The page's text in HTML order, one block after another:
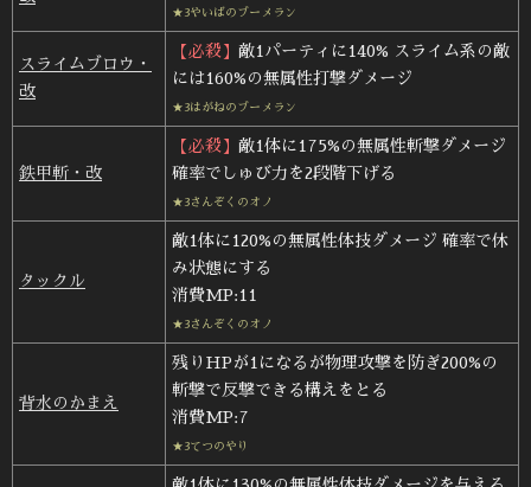
★3やいばのブーメラン
スライムブロウ・
改
【必殺】 敵1パーティに140% スライム系の敵
には160%の無属性打撃ダメージ
★3はがねのブーメラン
鉄甲斬・改
【必殺】 敵1体に175%の無属性斬撃ダメージ
確率でしゅび力を2段階下げる
★3さんぞくのオノ
タックル
敵1体に120%の無属性体技ダメージ 確率で休
み状態にする
消費MP:11
★3さんぞくのオノ
背水のかまえ
残りHPが1になるが物理攻撃を防ぎ200%の
斬撃で反撃できる構えをとる
消費MP:7
★3てつのやり